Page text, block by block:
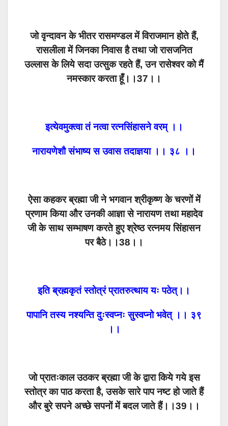
जो वृन्दावन के भीतर रासमण्डल में विराजमान होते हैं,
रासलीला में जिनका निवास है तथा जो रासजनित
उल्लास के लिये सदा उत्सुक रहते हैं, उन रासेश्वर को मैं
नमस्कार करता हूँ।।37।।
इत्येवमुक्त्वा तं नत्वा रत्नसिंहासने वरम् ।।
नारायणेशौ संभाष्य स उवास तदाज्ञया ।। ३८ ।।
ऐसा कहकर ब्रह्मा जी ने भगवान श्रीकृष्ण के चरणों में
प्रणाम किया और उनकी आज्ञा से नारायण तथा महादेव
जी के साथ सम्भाषण करते हुए श्रेष्ठ रत्नमय सिंहासन
पर बैठे।।38।।
इति ब्रह्मकृतं स्तोत्रं प्रातरुत्थाय यः पठेत्।।
पापानि तस्य नश्यन्ति दुःस्वप्नः सुस्वप्नो भवेत् ।। ३९
।।
जो प्रातःकाल उठकर ब्रह्मा जी के द्वारा किये गये इस
स्तोत्र का पाठ करता है, उसके सारे पाप नष्ट हो जाते हैं
और बुरे सपने अच्छे सपनों में बदल जाते हैं।।39।।